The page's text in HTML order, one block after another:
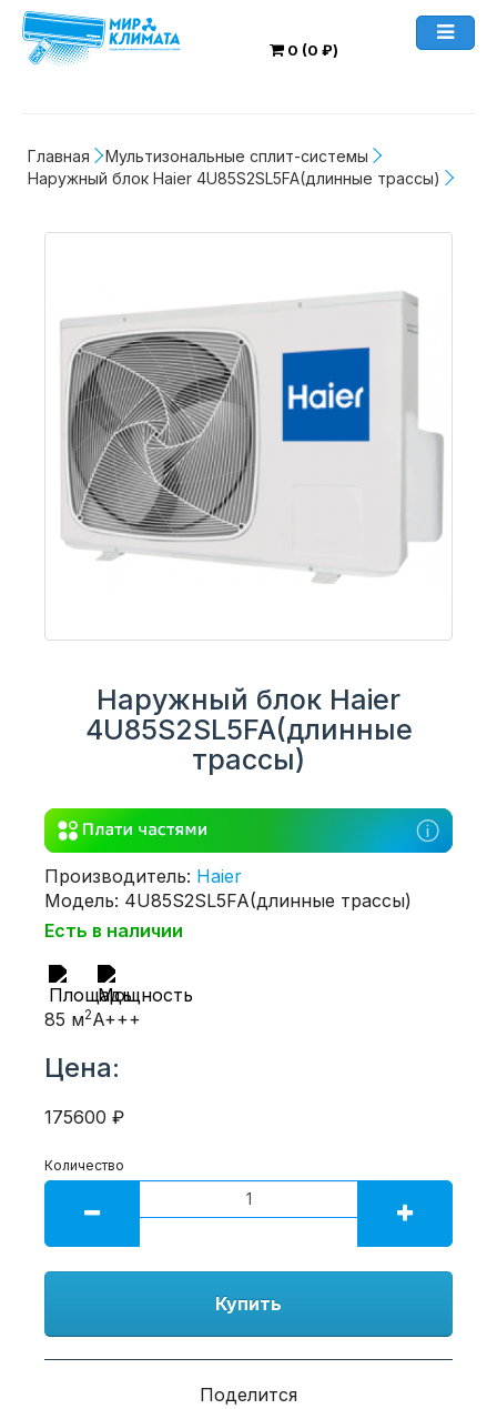
0 (0 ₽)
Главная
Мультизональные сплит-системы
Наружный блок Haier 4U85S2SL5FA(длинные трассы)
Наружный блок Haier
4U85S2SL5FA(длинные
трассы)
Производитель: Haier
Модель: 4U85S2SL5FA(длинные трассы)
Есть в наличии
85 м2A+++
Цена:
175600 ₽
Количество
Купить
Поделится